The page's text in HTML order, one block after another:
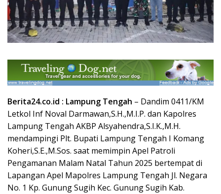
Berita24.co.id : Lampung Tengah – Dandim 0411/KM
Letkol Inf Noval Darmawan,S.H.,M.I.P. dan Kapolres
Lampung Tengah AKBP Alsyahendra,S.I.K.,M.H.
mendampingi Plt. Bupati Lampung Tengah I Komang
Koheri,S.E.,M.Sos. saat memimpin Apel Patroli
Pengamanan Malam Natal Tahun 2025 bertempat di
Lapangan Apel Mapolres Lampung Tengah Jl. Negara
No. 1 Kp. Gunung Sugih Kec. Gunung Sugih Kab.